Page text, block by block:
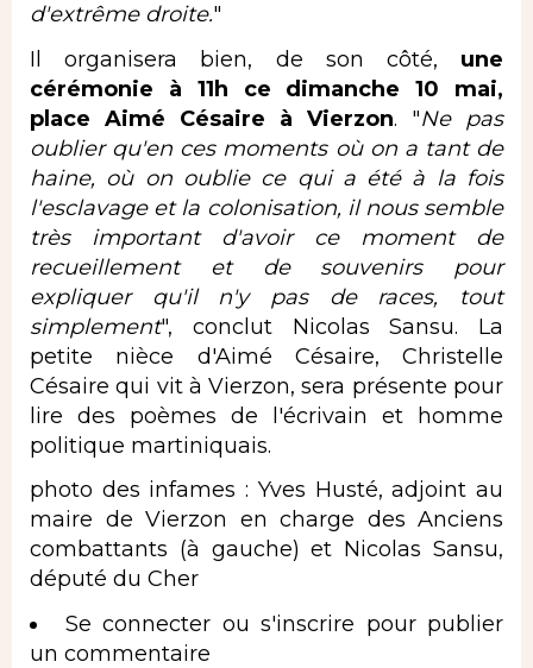
d'extrême droite."
Il organisera bien, de son côté, une
cérémonie à 11h ce dimanche 10 mai,
place Aimé Césaire à Vierzon. "Ne pas
oublier qu'en ces moments où on a tant de
haine, où on oublie ce qui a été à la fois
l'esclavage et la colonisation, il nous semble
très important d'avoir ce moment de
recueillement et de souvenirs pour
expliquer qu'il n'y pas de races, tout
simplement", conclut Nicolas Sansu. La
petite nièce d'Aimé Césaire, Christelle
Césaire qui vit à Vierzon, sera présente pour
lire des poèmes de l'écrivain et homme
politique martiniquais.
photo des infames : Yves Husté, adjoint au
maire de Vierzon en charge des Anciens
combattants (à gauche) et Nicolas Sansu,
député du Cher
Se connecter ou s'inscrire pour publier
un commentaire